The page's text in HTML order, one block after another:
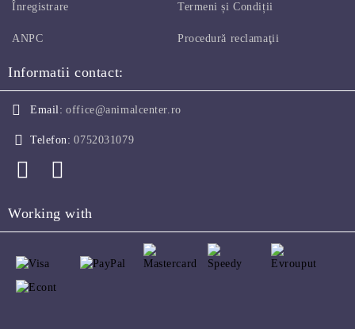
Înregistrare
ANPC
Termeni și Condiții
Procedură reclamaţii
Informatii contact:
Email: office@animalcenter.ro
Telefon: 0752031079
Working with